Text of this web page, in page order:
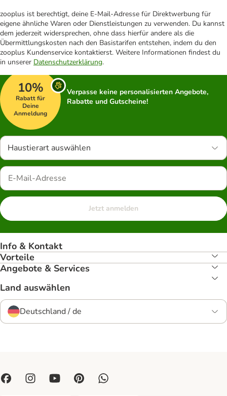
zooplus ist berechtigt, deine E-Mail-Adresse für Direktwerbung für
eigene ähnliche Waren oder Dienstleistungen zu verwenden. Du kannst
dem jederzeit widersprechen, ohne dass hierfür andere als die
Übermittlungskosten nach den Basistarifen entstehen, indem du den
zooplus Kundenservice kontaktierst. Weitere Informationen findest du
in unserer Datenschutzerklärung.
10%
Rabatt für
Deine
Anmeldung
Verpasse keine personalisierten Angebote,
Rabatte und Gutscheine!
Haustierart auswählen
Jetzt anmelden
Info & Kontakt
Vorteile
Angebote & Services
Land auswählen
Deutschland / de